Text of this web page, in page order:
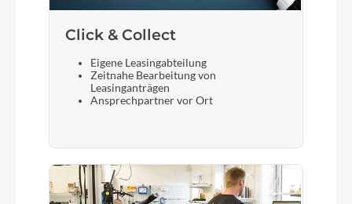
Click & Collect
Eigene Leasingabteilung
Zeitnahe Bearbeitung von
Leasinganträgen
Ansprechpartner vor Ort